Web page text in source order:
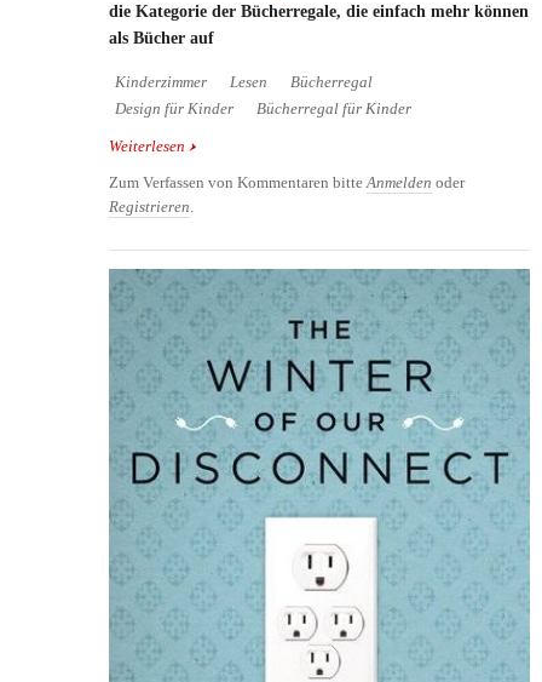
die Kategorie der Bücherregale, die einfach mehr können
als Bücher auf
Kinderzimmer Lesen
Bücherregal
Design für Kinder
Bücherregal für Kinder
Weiterlesen über Dream Bookshelf - witziges Bücherregal für
Zum Verfassen von Kommentaren bitte Anmelden oder
Registrieren